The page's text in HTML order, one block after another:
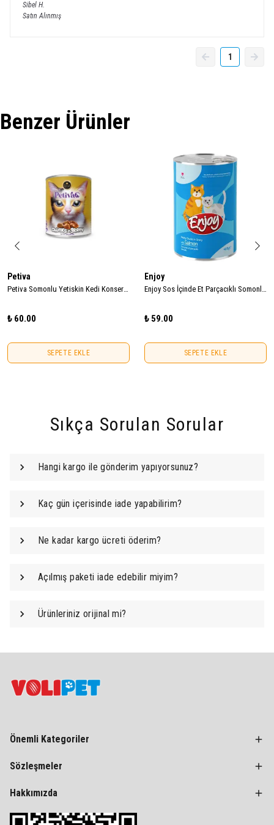
Sibel H.
Satın Alınmış
1
Benzer Ürünler
Petiva
Petiva Somonlu Yetiskin Kedi Konserve Yas Mama 400gr
₺ 60.00
SEPETE EKLE
Enjoy
Enjoy Sos İçinde Et Parçacıklı Somonlu Yetişkin Kedi Konservesi 400gr
₺ 59.00
SEPETE EKLE
Sıkça Sorulan Sorular
Hangi kargo ile gönderim yapıyorsunuz?
Kaç gün içerisinde iade yapabilirim?
Ne kadar kargo ücreti öderim?
Açılmış paketi iade edebilir miyim?
Ürünleriniz orijinal mi?
Önemli Kategoriler
Sözleşmeler
Hakkımızda